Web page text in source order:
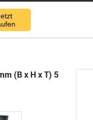
(B x H x T) 5